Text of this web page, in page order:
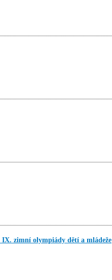
zimní olympiády dětí a mládeže